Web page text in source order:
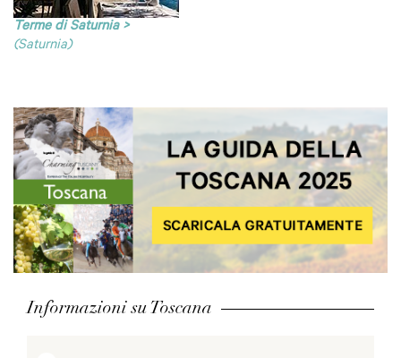
Terme di Saturnia >
(Saturnia)
Informazioni su Toscana